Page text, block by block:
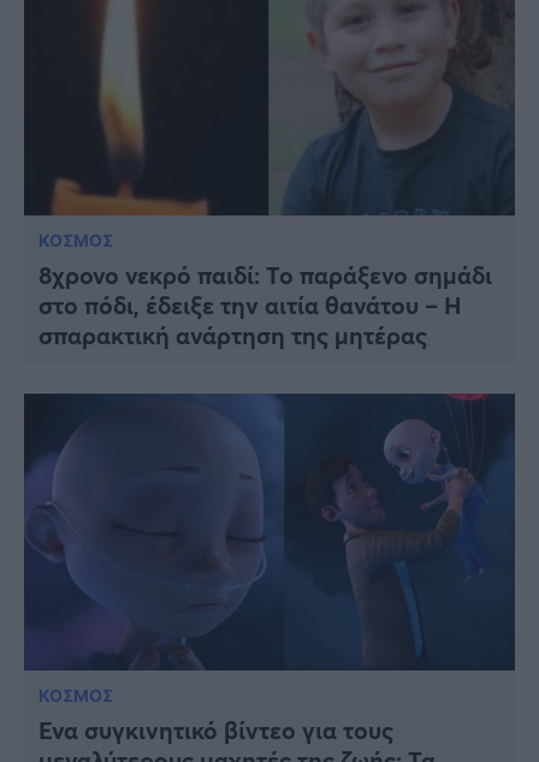
ΚΟΣΜΟΣ
8χρονο νεκρό παιδί: Το παράξενο σημάδι
στο πόδι, έδειξε την αιτία θανάτου – Η
σπαρακτική ανάρτηση της μητέρας
ΚΟΣΜΟΣ
Ένα συγκινητικό βίντεο για τους